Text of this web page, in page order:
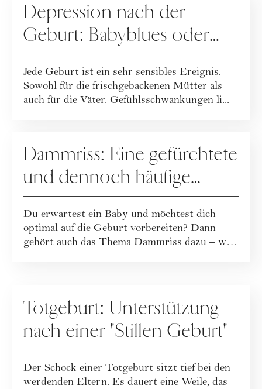
Depression nach der
Geburt: Babyblues oder
doch
Wochenbettdepression?
Jede Geburt ist ein sehr sensibles Ereignis.
Sowohl für die frischgebackenen Mütter als
auch für die Väter. Gefühlsschwankungen li...
Dammriss: Eine gefürchtete
und dennoch häufige
Verletzung während der
Geburt
Du erwartest ein Baby und möchtest dich
optimal auf die Geburt vorbereiten? Dann
gehört auch das Thema Dammriss dazu – wir
Totgeburt: Unterstützung
nach einer "Stillen Geburt"
Der Schock einer Totgeburt sitzt tief bei den
werdenden Eltern. Es dauert eine Weile, das